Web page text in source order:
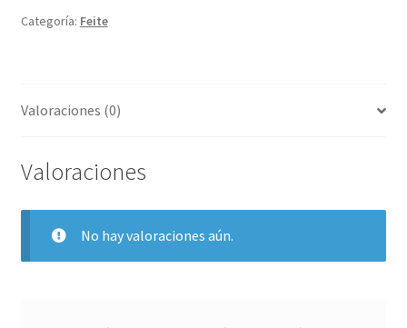
Categoría: Feite
Valoraciones (0)
Valoraciones
No hay valoraciones aún.